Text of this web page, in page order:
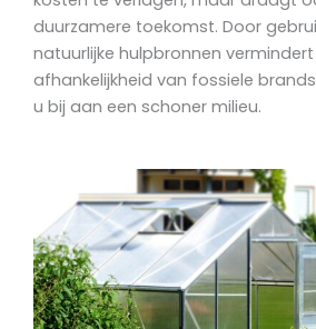
duurzamere toekomst. Door
natuurlijke hulpbronnen
afhankelijkheid van fossiele
u bij aan een schoner milieu.